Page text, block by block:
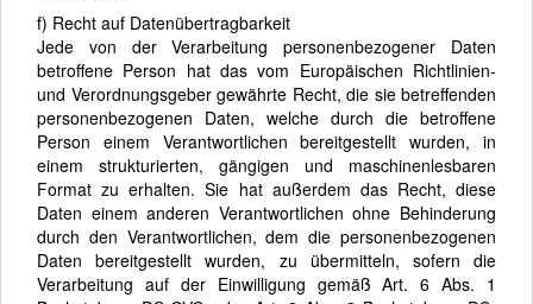
f) Recht auf Datenübertragbarkeit
Jede von der Verarbeitung personenbezogener Daten
betroffene Person hat das vom Europäischen Richtlinien-
und Verordnungsgeber gewährte Recht, die sie betreffenden
personenbezogenen Daten, welche durch die betroffene
Person einem Verantwortlichen bereitgestellt wurden, in
einem strukturierten, gängigen und maschinenlesbaren
Format zu erhalten. Sie hat außerdem das Recht, diese
Daten einem anderen Verantwortlichen ohne Behinderung
durch den Verantwortlichen, dem die personenbezogenen
Daten bereitgestellt wurden, zu übermitteln, sofern die
Verarbeitung auf der Einwilligung gemäß Art. 6 Abs. 1